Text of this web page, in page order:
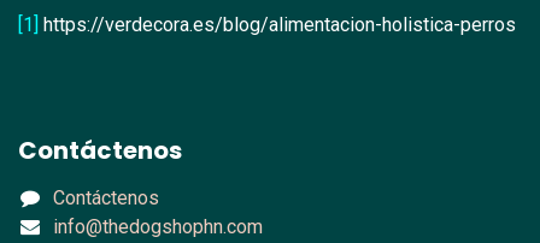
[1] https://verdecora.es/blog/alimentacion-holistica-perros
Contáctenos
Contáctenos
info@thedogshophn.com